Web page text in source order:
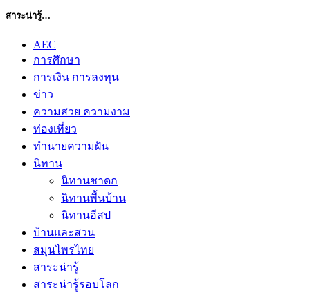
สาระน่ารู้…
AEC
การศึกษา
การเงิน การลงทุน
ข่าว
ความสวย ความงาม
ท่องเที่ยว
ทํานายความฝัน
นิทาน
นิทานชาดก
นิทานพื้นบ้าน
นิทานอีสป
บ้านและสวน
สมุนไพรไทย
สาระน่ารู้
สาระน่ารู้รอบโลก